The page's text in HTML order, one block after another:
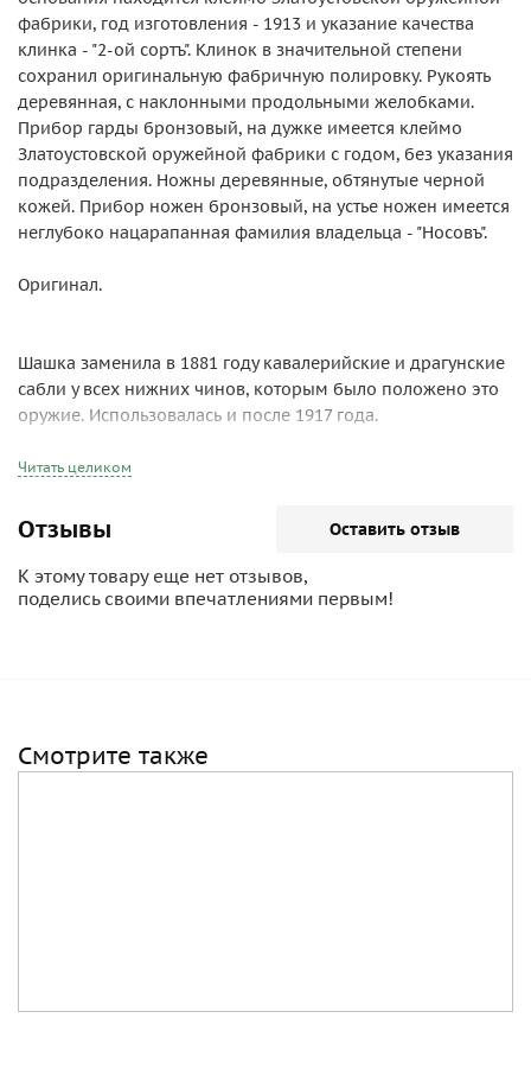
фабрики, год изготовления - 1913 и указание качества
клинка - "2-ой сортъ". Клинок в значительной степени
сохранил оригинальную фабричную полировку. Рукоять
деревянная, с наклонными продольными желобками.
Прибор гарды бронзовый, на дужке имеется клеймо
Златоустовской оружейной фабрики с годом, без указания
подразделения. Ножны деревянные, обтянутые черной
кожей. Прибор ножен бронзовый, на устье ножен имеется
неглубоко нацарапанная фамилия владельца - "Носовъ".
Оригинал.
Шашка заменила в 1881 году кавалерийские и драгунские
сабли у всех нижних чинов, которым было положено это
оружие. Использовалась и после 1917 года.
Читать целиком
Отзывы Оставить отзыв
К этому товару еще нет отзывов,
поделись своими впечатлениями первым!
Смотрите также